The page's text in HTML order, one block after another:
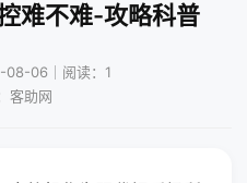
难不难-攻略科普
08-06｜阅读：1
客助网